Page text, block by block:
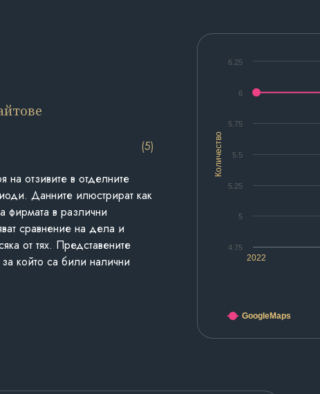
Количество
2022
4.75
5
5.25
5.5
5.75
6
6.25
GoogleMaps
(5)
на отзивите в отделните
Данните илюстрират как
фирмата в различни
сравнение на дела и
от тях. Представените
който са били налични